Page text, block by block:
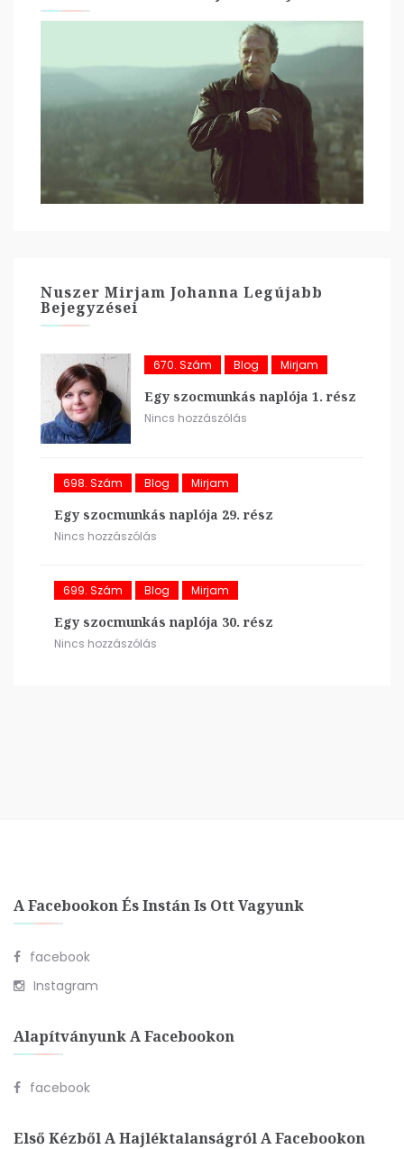
Nuszer Mirjam Johanna Legújabb
Bejegyzései
670. Szám Blog Mirjam
Egy szocmunkás naplója 1. rész
Nincs hozzászólás
698. Szám Blog Mirjam
Egy szocmunkás naplója 29. rész
Nincs hozzászólás
699. Szám Blog Mirjam
Egy szocmunkás naplója 30. rész
Nincs hozzászólás
A Facebookon És Instán Is Ott Vagyunk
facebook
Instagram
Alapítványunk A Facebookon
facebook
Első Kézből A Hajléktalanságról A Facebookon